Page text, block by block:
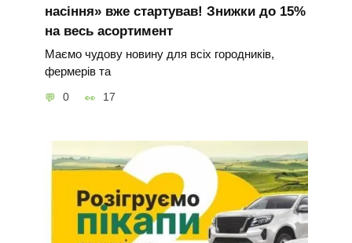
насіння» вже стартував! Знижки до 15%
на весь асортимент
Маємо чудову новину для всіх городників,
фермерів та
0 17